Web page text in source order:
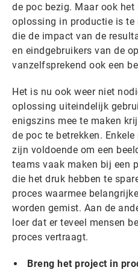
de poc bezig. Maar ook
oplossing in productie is te
die de impact van de
en eindgebruikers van de
vanzelfsprekend ook een
Het is nu ook weer niet
oplossing uiteindelijk
enigszins mee te maken
de poc te betrekken.
zijn voldoende om een
teams vaak maken bij een
die het druk hebben te
proces waarmee
worden gemist. Aan de
loer dat er teveel mensen
proces vertraagt.
Breng het project in